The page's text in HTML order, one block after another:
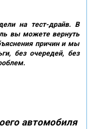
на тест-драйв. В
вы можете вернуть
причин и мы
без очередей, без
автомобиля